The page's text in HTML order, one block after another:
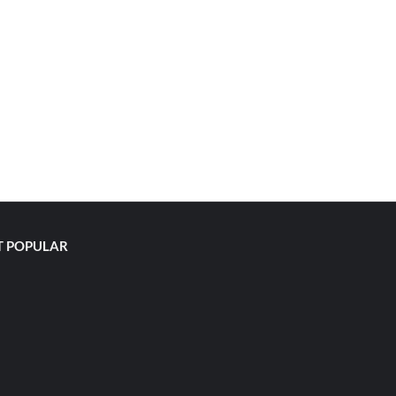
POPULAR